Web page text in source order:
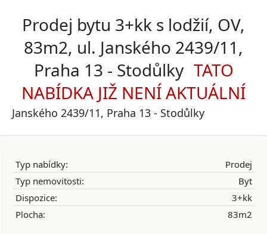
Prodej bytu 3+kk s lodžií, OV,
83m2, ul. Janského 2439/11,
Praha 13 - Stodůlky
Janského 2439/11, Praha 13 - Stodůlky
Typ nabídky:
Prodej
Typ nemovitosti:
Byt
Dispozice:
3+kk
Plocha:
83m2